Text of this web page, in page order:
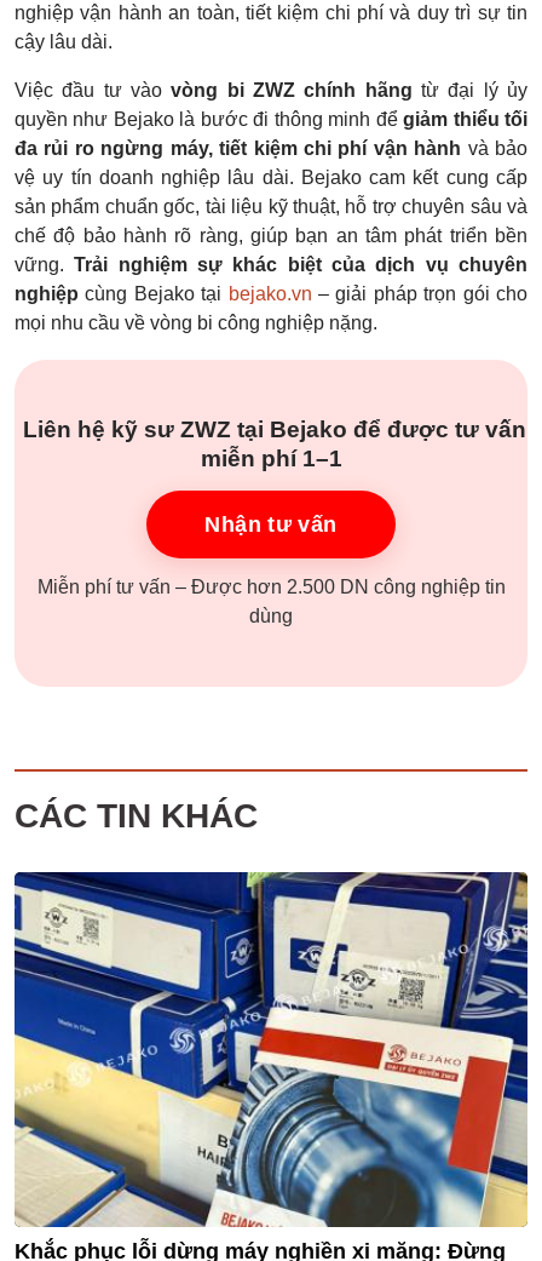
nghiệp vận hành an toàn, tiết kiệm chi phí và duy trì sự tin
cậy lâu dài.
Việc đầu tư vàovòng bi ZWZ chính hãng từ đại lý ủy
quyền như Bejako là bước đi thông minh đểgiảm thiểu tối
đa rủi ro ngừng máy, tiết kiệm chi phí vận hành và bảo
vệ uy tín doanh nghiệp lâu dài. Bejako cam kết cung cấp
sản phẩm chuẩn gốc, tài liệu kỹ thuật, hỗ trợ chuyên sâu và
chế độ bảo hành rõ ràng, giúp bạn an tâm phát triển bền
vững.Trải nghiệm sự khác biệt của dịch vụ chuyên
nghiệp cùng Bejako tại bejako.vn – giải pháp trọn gói cho
mọi nhu cầu về vòng bi công nghiệp nặng.
Liên hệ kỹ sư ZWZ tại Bejako để được tư vấn
miễn phí 1–1
Nhận tư vấn
Miễn phí tư vấn – Được hơn 2.500 DN công nghiệp tin
dùng
CÁC TIN KHÁC
Khắc phục lỗi dừng máy nghiền xi măng: Đừng